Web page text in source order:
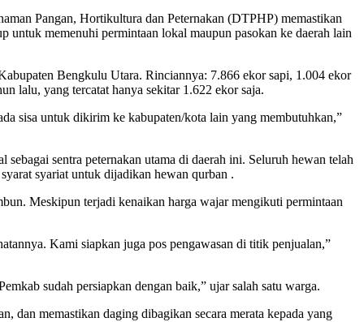
Pangan, Hortikultura dan Peternakan (DTPHP) memastikan
untuk memenuhi permintaan lokal maupun pasokan ke daerah lain
Bengkulu Utara. Rinciannya: 7.866 ekor sapi, 1.004 ekor
lalu, yang tercatat hanya sekitar 1.622 ekor saja.
sisa untuk dikirim ke kabupaten/kota lain yang membutuhkan,”
sentra peternakan utama di daerah ini. Seluruh hewan telah
syariat untuk dijadikan hewan qurban .
Meskipun terjadi kenaikan harga wajar mengikuti permintaan
Kami siapkan juga pos pengawasan di titik penjualan,”
sudah persiapkan dengan baik,” ujar salah satu warga.
dan memastikan daging dibagikan secara merata kepada yang